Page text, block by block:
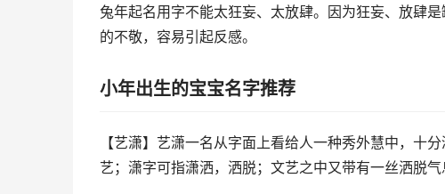
兔年起名用字不能太狂妄、太放肆。因为狂妄、放肆
的不敬，容易引起反感。
小年出生的宝宝名字推荐
【艺潇】艺潇一名从字面上看给人一种秀外慧中，十
艺；潇字可指潇洒，洒脱；文艺之中又带有一丝洒脱